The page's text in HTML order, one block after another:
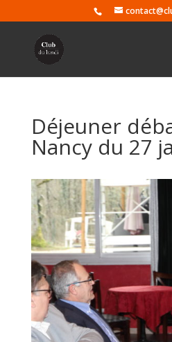
Déjeuner
Nancy du 27